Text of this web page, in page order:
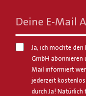
Deine E-Mail
Ja, ich möchte
GmbH abonnieren
Mail informiert
jederzeit
durch Ja!